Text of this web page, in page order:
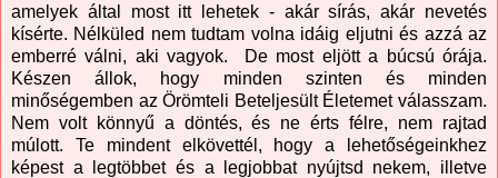
amelyek által most itt lehetek - akár sírás, akár nevetés
kísérte. Nélküled nem tudtam volna idáig eljutni és azzá az
emberré válni, aki vagyok. De most eljött a búcsú órája.
Készen állok, hogy minden szinten és minden
minőségemben az Örömteli Beteljesült Életemet válasszam.
Nem volt könnyű a döntés, és ne érts félre, nem rajtad
múlott. Te mindent elkövettél, hogy a lehetőségeinkhez
képest a legtöbbet és a legjobbat nyújtsd nekem, illetve